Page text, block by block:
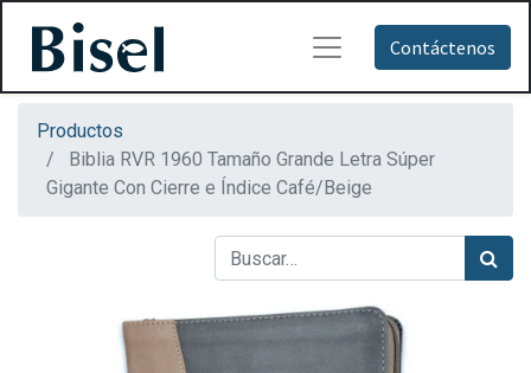
Contáctenos
Productos
Biblia RVR 1960 Tamaño Grande Letra Súper
Gigante Con Cierre e Índice Café/Beige